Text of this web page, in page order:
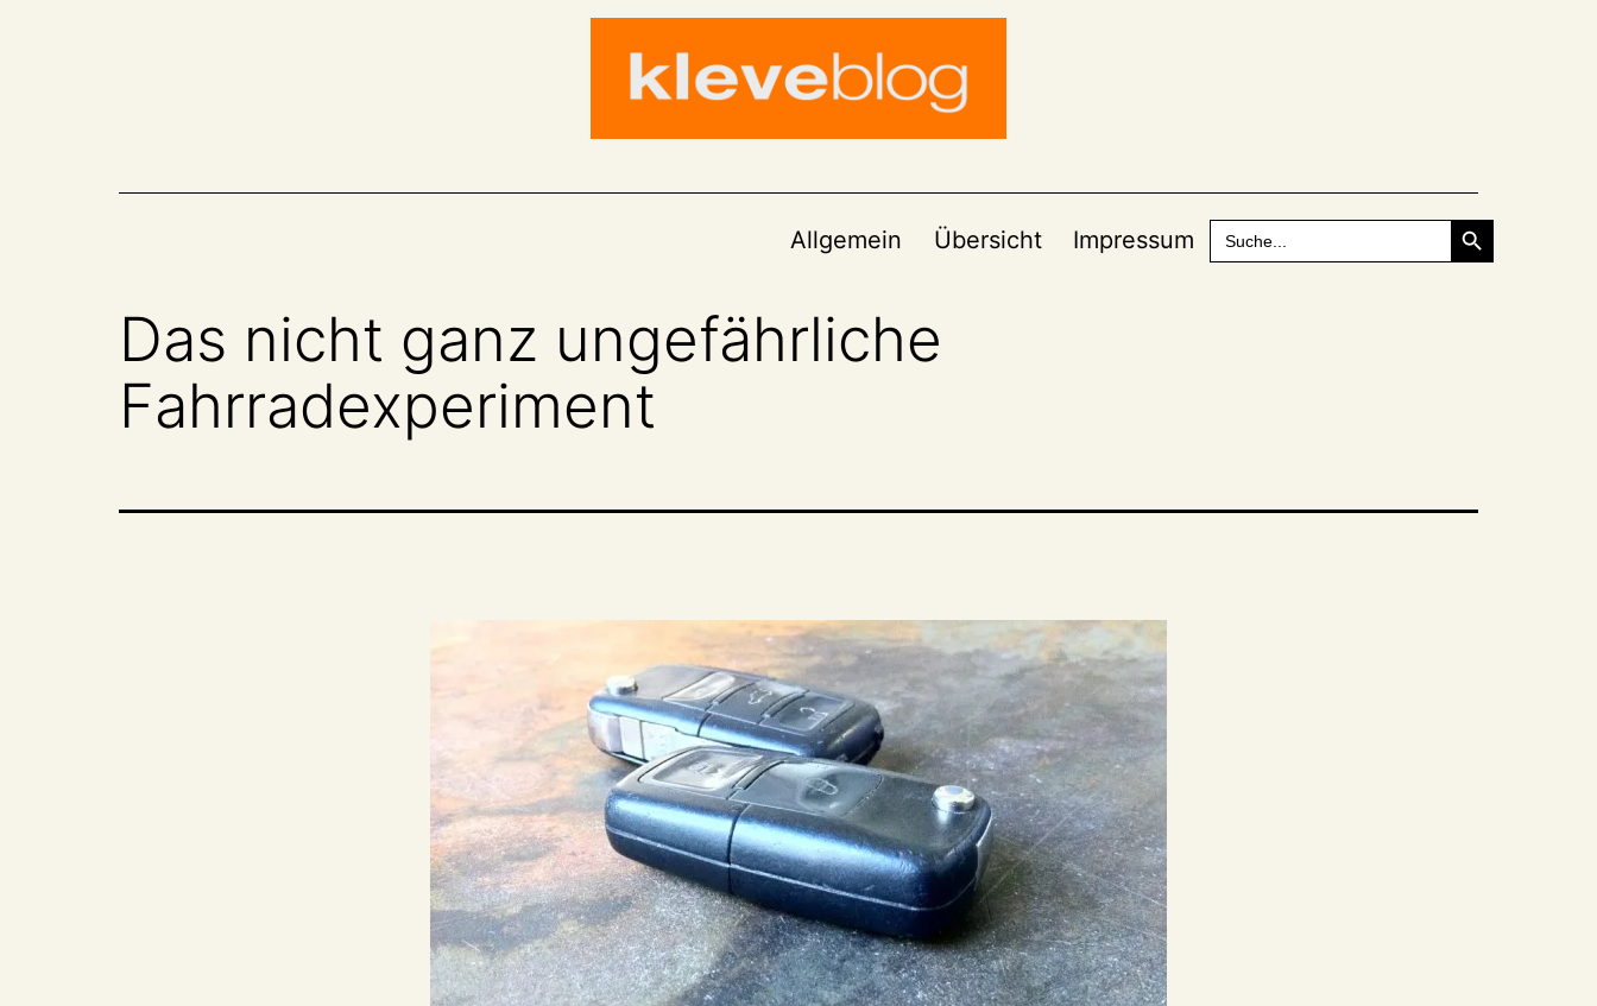
Allgemein Übersicht Impressum
Search
for:
Search Button
Das nicht ganz ungefährliche
Fahrradexperiment